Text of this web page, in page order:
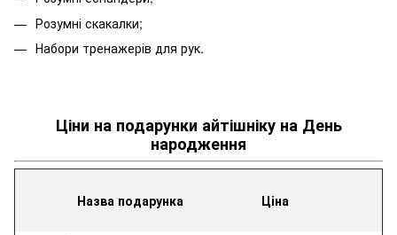
Розумні скакалки;
Набори тренажерів для рук.
Ціни на подарунки айтішніку на День
народження
Назва подарунка Ціна